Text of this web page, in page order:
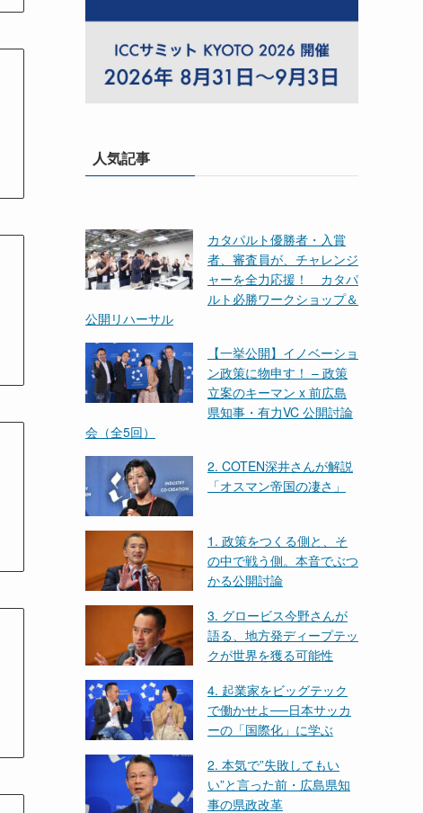
人気記事
カタパルト優勝者・入賞
者、審査員が、チャレンジ
ャーを全力応援！ カタパ
ルト必勝ワークショップ＆
公開リハーサル
【一挙公開】イノベーショ
ン政策に物申す！ – 政策
立案のキーマン x 前広島
県知事・有力VC 公開討論
会（全5回）
2. COTEN深井さんが解説
「オスマン帝国の凄さ」
1. 政策をつくる側と、そ
の中で戦う側。本音でぶつ
かる公開討論
3. グロービス今野さんが
語る、地方発ディープテッ
クが世界を獲る可能性
4. 起業家をビッグテック
で働かせよ──日本サッカ
ーの「国際化」に学ぶ
2. 本気で”失敗してもい
い”と言った前・広島県知
事の県政改革